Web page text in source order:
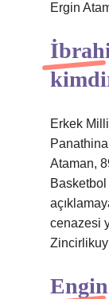
Ergin
Erkek Milli
Ataman,
Basketbol
cenazesi